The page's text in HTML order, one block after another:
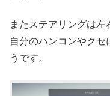
またステアリングは左
自分のハンコンやクセ
うです。